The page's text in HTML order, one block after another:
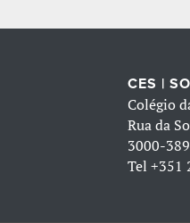
CES |
Colégio
Rua da
3000-
Tel +351